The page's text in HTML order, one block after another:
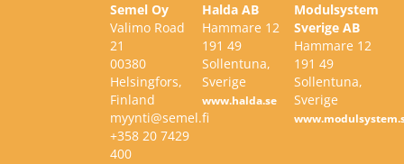
Semel Oy
Valimo Road
21
00380
Helsingfors,
Finland
myynti@semel.fi
+358 20 7429
400
Halda AB
Hammare 12
191 49
Sollentuna,
Sverige
www.halda.se
Modulsystem
Sverige AB
Hammare 12
191 49
Sollentuna,
Sverige